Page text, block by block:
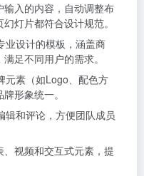
输入的内容，自动调整布
灯片都符合设计规范。
业设计的模板，涵盖商
足不同用户的需求。
元素（如Logo、配色方
形象统一。
辑和评论，方便团队成员
视频和交互式元素，提